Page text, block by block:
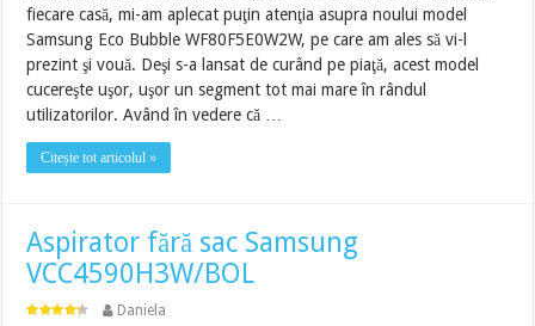
fiecare casă, mi-am aplecat puţin atenţia asupra noului model
Samsung Eco Bubble WF80F5E0W2W, pe care am ales să vi-l
prezint şi vouă. Deşi s-a lansat de curând pe piaţă, acest model
cucereşte uşor, uşor un segment tot mai mare în rândul
utilizatorilor. Având în vedere că …
Citește tot articolul »
Aspirator fără sac Samsung
VCC4590H3W/BOL
Daniela